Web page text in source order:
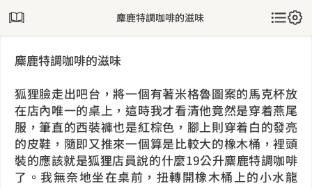
麋鹿特調咖啡的滋味
麋鹿特調咖啡的滋味
狐狸臉走出吧台，將一個有著米格魯圖案的馬克杯放
在店內唯一的桌上，這時我才看清他竟然是穿着燕尾
服，筆直的西裝褲也是紅棕色，腳上則穿着白的發亮
的皮鞋，隨即又推來一個算是比較大的橡木桶，裡頭
裝的應該就是狐狸店員說的什麼19公升麋鹿特調咖啡
了。我無奈地坐在桌前，扭轉開橡木桶上的小水龍